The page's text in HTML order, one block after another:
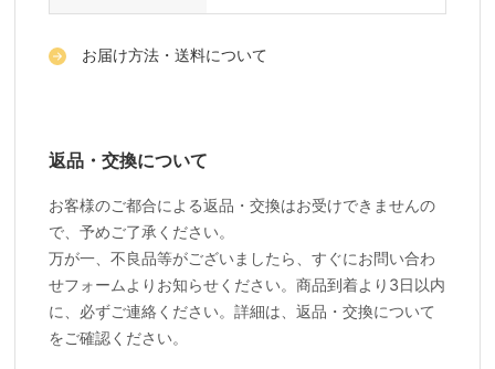
お届け方法・送料について
返品・交換について
お客様のご都合による返品・交換はお受けできませんの
で、予めご了承ください。
万が一、不良品等がございましたら、すぐにお問い合わ
せフォームよりお知らせください。商品到着より3日以内
に、必ずご連絡ください。詳細は、返品・交換について
をご確認ください。